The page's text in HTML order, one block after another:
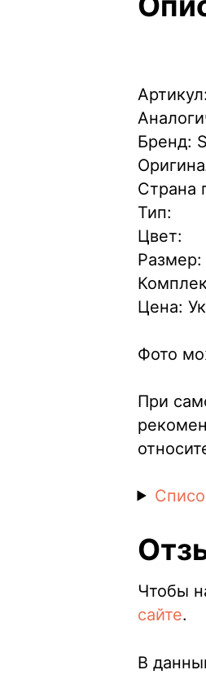
Бренд:
Страна
Тип:
Цвет:
Размер:
Цена:
Фото
При
Чтобы
сайте.
В